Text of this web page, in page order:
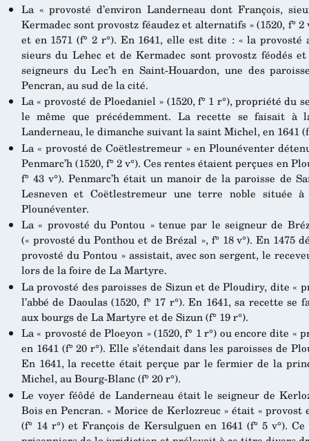
La « provosté d’environ Landerneau dont François,
Kermadec sont provostz féaudez et alternatifs » (1520, f°
et en 1571 (f° 2 r°). En 1641, elle est dite : « la
sieurs du Lehec et de Kermadec sont provostz féodés
seigneurs du Lec’h en Saint-Houardon, une des
Pencran, au sud de la cité.
La « provosté de Ploedaniel » (1520, f° 1 r°), propriété du
le même que précédemment. La recette se faisait à
Landerneau, le dimanche suivant la saint Michel, en 1641
La « provosté de Coëtlestremeur » en Plounéventer
Penmarc’h (1520, f° 2 v°). Ces rentes étaient perçues en
f° 43 v°). Penmarc’h était un manoir de la paroisse de
Lesneven et Coëtlestremeur une terre noble située
Plounéventer.
La « provosté du Pontou » tenue par le seigneur de
(« provosté du Ponthou et de Brézal », f° 18 v°). En 1475
provosté du Pontou » assistait, avec son sergent, le
lors de la foire de La Martyre.
La provosté des paroisses de Sizun et de Ploudiry, dite «
l’abbé de Daoulas (1520, f° 17 r°). En 1641, sa recette
aux bourgs de La Martyre et de Sizun (f° 19 r°).
La « provosté de Ploeyon » (1520, f° 1 r°) ou encore dite
en 1641 (f° 20 r°). Elle s’étendait dans les paroisses de
En 1641, la recette était perçue par le fermier de la
Michel, au Bourg-Blanc (f° 20 r°).
Le voyer féôdé de Landerneau était le seigneur de
Bois en Pencran. « Morice de Kerlozreuc » était «
(f° 14 r°) et François de Kersulguen en 1641 (f° 5 v°).